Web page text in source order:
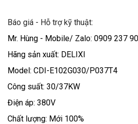
Báo giá - Hỗ trợ kỹ thuật:
Mr. Hùng - Mobile/ Zalo: 0909 237
Hãng sản xuất: DELIXI
Model: CDI-E102G030/P037T4
Công suất: 30/37KW
Điện áp: 380V
Chất lượng: Mới 100%